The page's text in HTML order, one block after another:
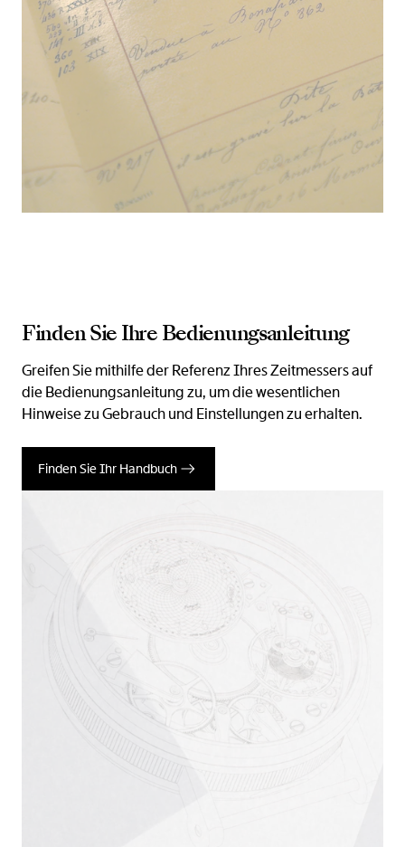
Finden Sie Ihre Bedienungsanleitung
Greifen Sie mithilfe der Referenz Ihres Zeitmessers auf
die Bedienungsanleitung zu, um die wesentlichen
Hinweise zu Gebrauch und Einstellungen zu erhalten.
Finden Sie Ihr Handbuch